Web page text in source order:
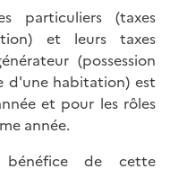
particuliers (taxes
et leurs taxes
(possession
d'une habitation) est
et pour les rôles
année.
de cette